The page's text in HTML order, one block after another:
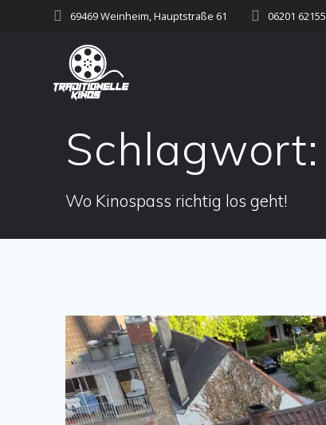
69469 Weinheim, Hauptstraße 61 06201 62155
Schlagwort:
Wo Kinospass richtig los geht!